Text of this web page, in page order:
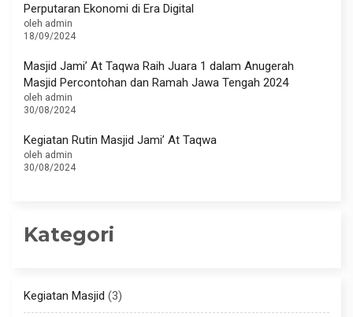
Perputaran Ekonomi di Era Digital
oleh admin
18/09/2024
Masjid Jami’ At Taqwa Raih Juara 1 dalam Anugerah
Masjid Percontohan dan Ramah Jawa Tengah 2024
oleh admin
30/08/2024
Kegiatan Rutin Masjid Jami’ At Taqwa
oleh admin
30/08/2024
Kategori
Kegiatan Masjid (3)